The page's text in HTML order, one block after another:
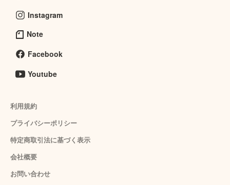
Instagram
Note
Facebook
Youtube
利用規約
プライバシーポリシー
特定商取引法に基づく表示
会社概要
お問い合わせ